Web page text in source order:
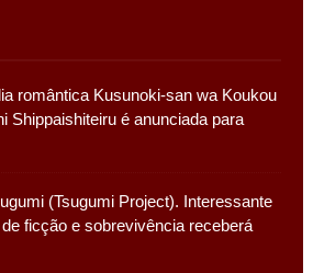
romântica Kusunoki-san wa Koukou
Shippaishiteiru é anunciada para
(Tsugumi Project). Interessante
ficção e sobrevivência receberá